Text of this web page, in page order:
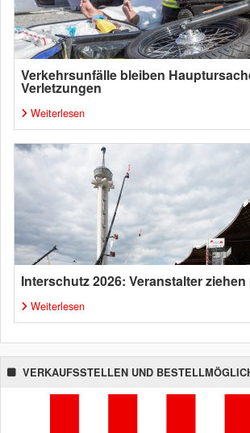
Verkehrsunfälle bleiben
Verletzungen
Weiterlesen
Interschutz 2026: Veranstalter
Weiterlesen
VERKAUFSSTELLEN UND